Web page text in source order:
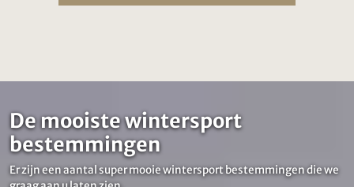
De mooiste wintersport
bestemmingen
Er zijn een aantal super mooie wintersport bestemmingen die we